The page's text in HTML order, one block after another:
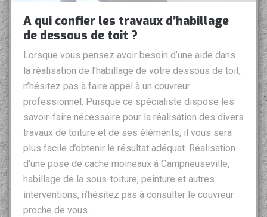
A qui confier les travaux d’habillage
de dessous de toit ?
Lorsque vous pensez avoir besoin d’une aide dans
la réalisation de l’habillage de votre dessous de toit,
n’hésitez pas à faire appel à un couvreur
professionnel. Puisque ce spécialiste dispose les
savoir-faire nécessaire pour la réalisation des divers
travaux de toiture et de ses éléments, il vous sera
plus facile d’obtenir le résultat adéquat. Réalisation
d’une pose de cache moineaux à Campneuseville,
habillage de la sous-toiture, peinture et autres
interventions, n’hésitez pas à consulter le couvreur
proche de vous.